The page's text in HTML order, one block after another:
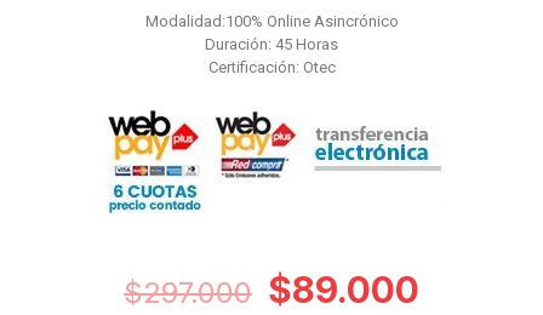
Modalidad:100% Online Asincrónico
Duración: 45 Horas
Certificación: Otec
$297.000 Original
$89.000